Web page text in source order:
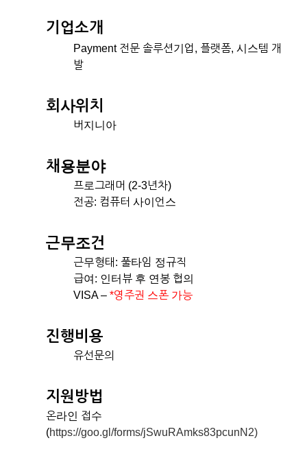
기업소개
Payment 전문 솔루션기업, 플랫폼, 시스템 개
발
회사위치
버지니아
채용분야
프로그래머 (2-3년차)
전공: 컴퓨터 사이언스
근무조건
근무형태: 풀타임 정규직
급여: 인터뷰 후 연봉 협의
VISA – *영주권 스폰 가능
진행비용
유선문의
지원방법
온라인 접수
(https://goo.gl/forms/jSwuRAmks83pcunN2)